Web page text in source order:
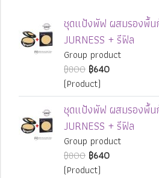
ชุดแป้งพัฟ ผสมรองพื้น
JURNESS + รีฟิล
Group product
฿800 ฿640
(Product)
ชุดแป้งพัฟ ผสมรองพื้น
JURNESS + รีฟิล
Group product
฿800 ฿640
(Product)